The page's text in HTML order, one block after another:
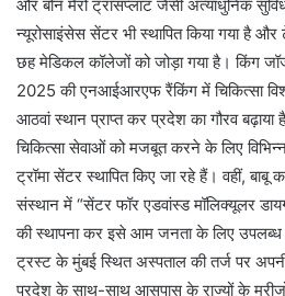
और बोन मैरो ट्रांसप्लांट जैसी अत्याधुनिक
न्यूरोसाइंसेस सेंटर भी स्थापित किया गया है
छह मेडिकल कॉलेजों को जोड़ा गया है। किंग जॉर्ज
2025 की एनआईआरएफ रैंकिंग में चिकित्सा
आठवां स्थान प्राप्त कर प्रदेश का गौरव
चिकित्सा सेवाओं को मजबूत करने के लिए
ट्रॉमा सेंटर स्थापित किए जा रहे हैं। वहीं,
संस्थान में “सेंटर फॉर एडवांस्ड मॉलिक्यूलर
की स्थापना कर इसे आम जनता के लिए उपलब्ध
ट्रस्ट के मुंबई स्थित अस्पताल की तर्ज पर
प्रदेश के साथ-साथ आसपास के राज्यों के